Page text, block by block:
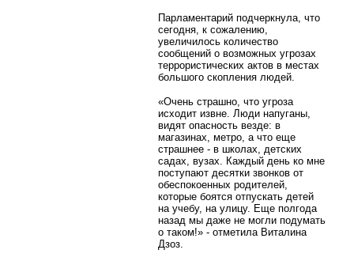
Парламентарий подчеркнула, что
сегодня, к сожалению,
увеличилось количество
сообщений о возможных угрозах
террористических актов в местах
большого скопления людей.
«Очень страшно, что угроза
исходит извне. Люди напуганы,
видят опасность везде: в
магазинах, метро, а что еще
страшнее ‑ в школах, детских
садах, вузах. Каждый день ко мне
поступают десятки звонков от
обеспокоенных родителей,
которые боятся отпускать детей
на учебу, на улицу. Еще полгода
назад мы даже не могли подумать
о таком!» ‑ отметила Виталина
Дзоз.